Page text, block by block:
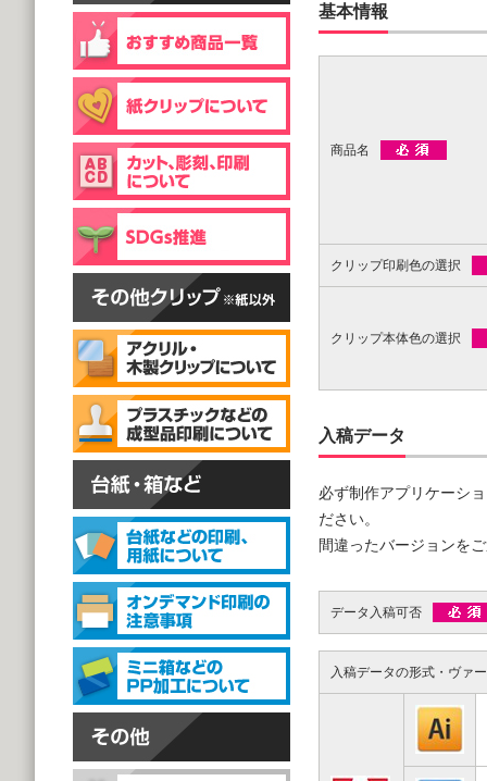
基本情報
商品名
クリップ印刷色の選択
クリップ本体色の選択
入稿データ
必ず制作アプリケーシ
ださい。
間違ったバージョンを
データ入稿可否
入稿データの形式・ヴァ
スタンドクリップ
スタンドクリップ
@121.00～
(1,000個 1個あたり)
個包装(OPP入)タイプ